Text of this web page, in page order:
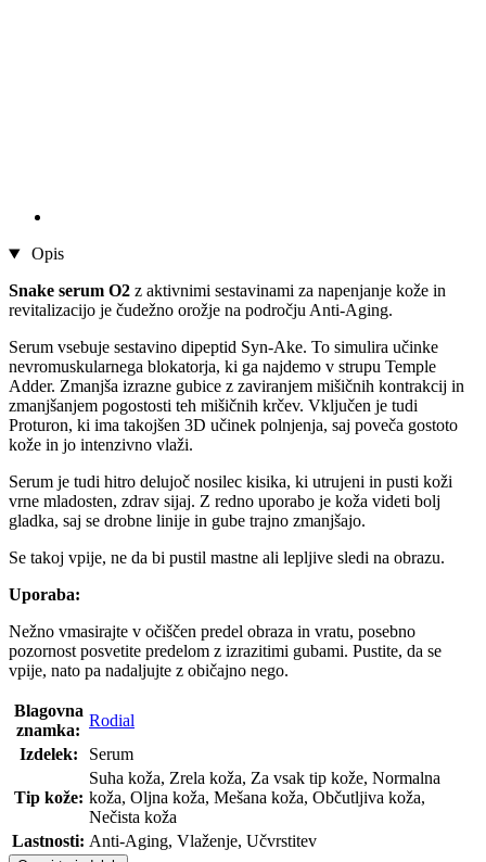
Opis
Snake serum O2 z aktivnimi sestavinami za napenjanje kože in
revitalizacijo je čudežno orožje na področju Anti-Aging.
Serum vsebuje sestavino dipeptid Syn-Ake. To simulira učinke
nevromuskularnega blokatorja, ki ga najdemo v strupu Temple
Adder. Zmanjša izrazne gubice z zaviranjem mišičnih kontrakcij in
zmanjšanjem pogostosti teh mišičnih krčev. Vključen je tudi
Proturon, ki ima takojšen 3D učinek polnjenja, saj poveča gostoto
kože in jo intenzivno vlaži.
Serum je tudi hitro delujoč nosilec kisika, ki utrujeni in pusti koži
vrne mladosten, zdrav sijaj. Z redno uporabo je koža videti bolj
gladka, saj se drobne linije in gube trajno zmanjšajo.
Se takoj vpije, ne da bi pustil mastne ali lepljive sledi na obrazu.
Uporaba:
Nežno vmasirajte v očiščen predel obraza in vratu, posebno
pozornost posvetite predelom z izrazitimi gubami. Pustite, da se
vpije, nato pa nadaljujte z običajno nego.
Blagovna
znamka:
Rodial
Izdelek:
Serum
Tip kože:
Suha koža, Zrela koža, Za vsak tip kože, Normalna
koža, Oljna koža, Mešana koža, Občutljiva koža,
Nečista koža
Lastnosti: Anti-Aging, Vlaženje, Učvrstitev